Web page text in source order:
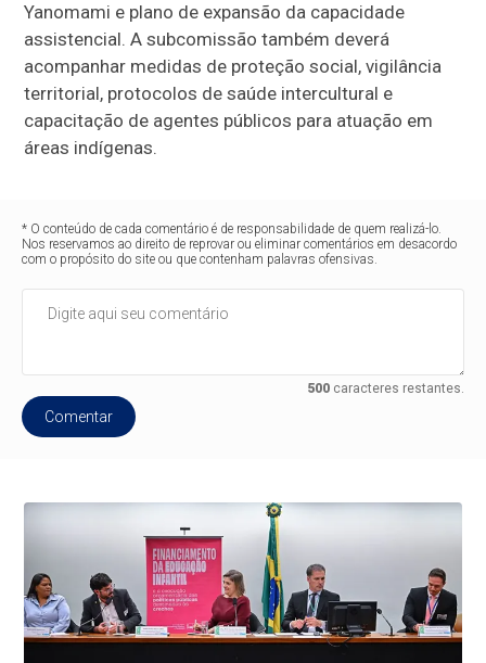
Yanomami e plano de expansão da capacidade
assistencial. A subcomissão também deverá
acompanhar medidas de proteção social, vigilância
territorial, protocolos de saúde intercultural e
capacitação de agentes públicos para atuação em
áreas indígenas.
* O conteúdo de cada comentário é de responsabilidade de quem realizá-lo.
Nos reservamos ao direito de reprovar ou eliminar comentários em desacordo
com o propósito do site ou que contenham palavras ofensivas.
500caracteres restantes.
Comentar